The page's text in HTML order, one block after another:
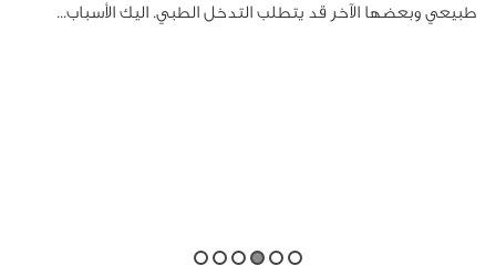
طبيعي وبعضها الآخر قد يتطلب التدخل الطبي. اليك الأسباب...